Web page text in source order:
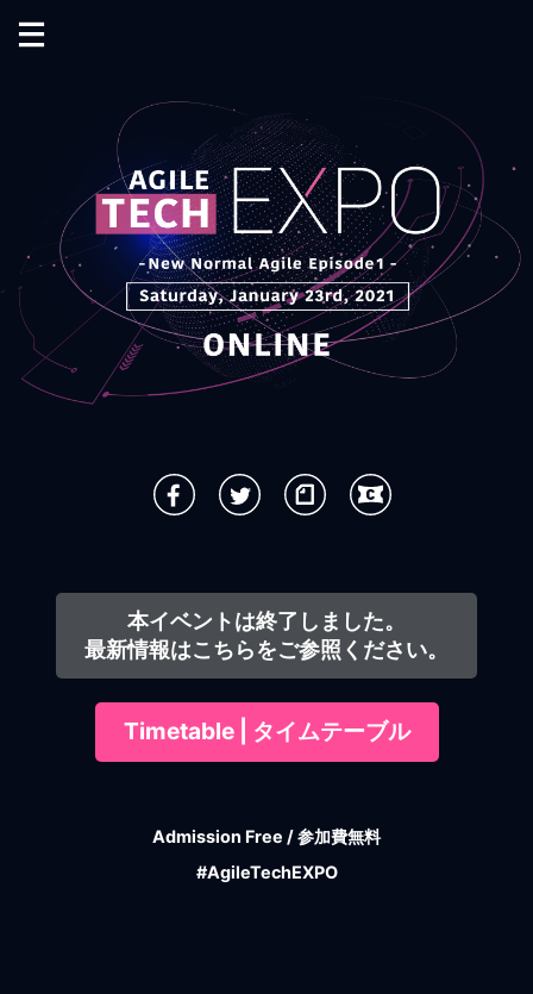
本イベントは終了しました。
最新情報はこちらをご参照ください。
Timetable | タイムテーブル
Admission Free / 参加費無料
#AgileTechEXPO